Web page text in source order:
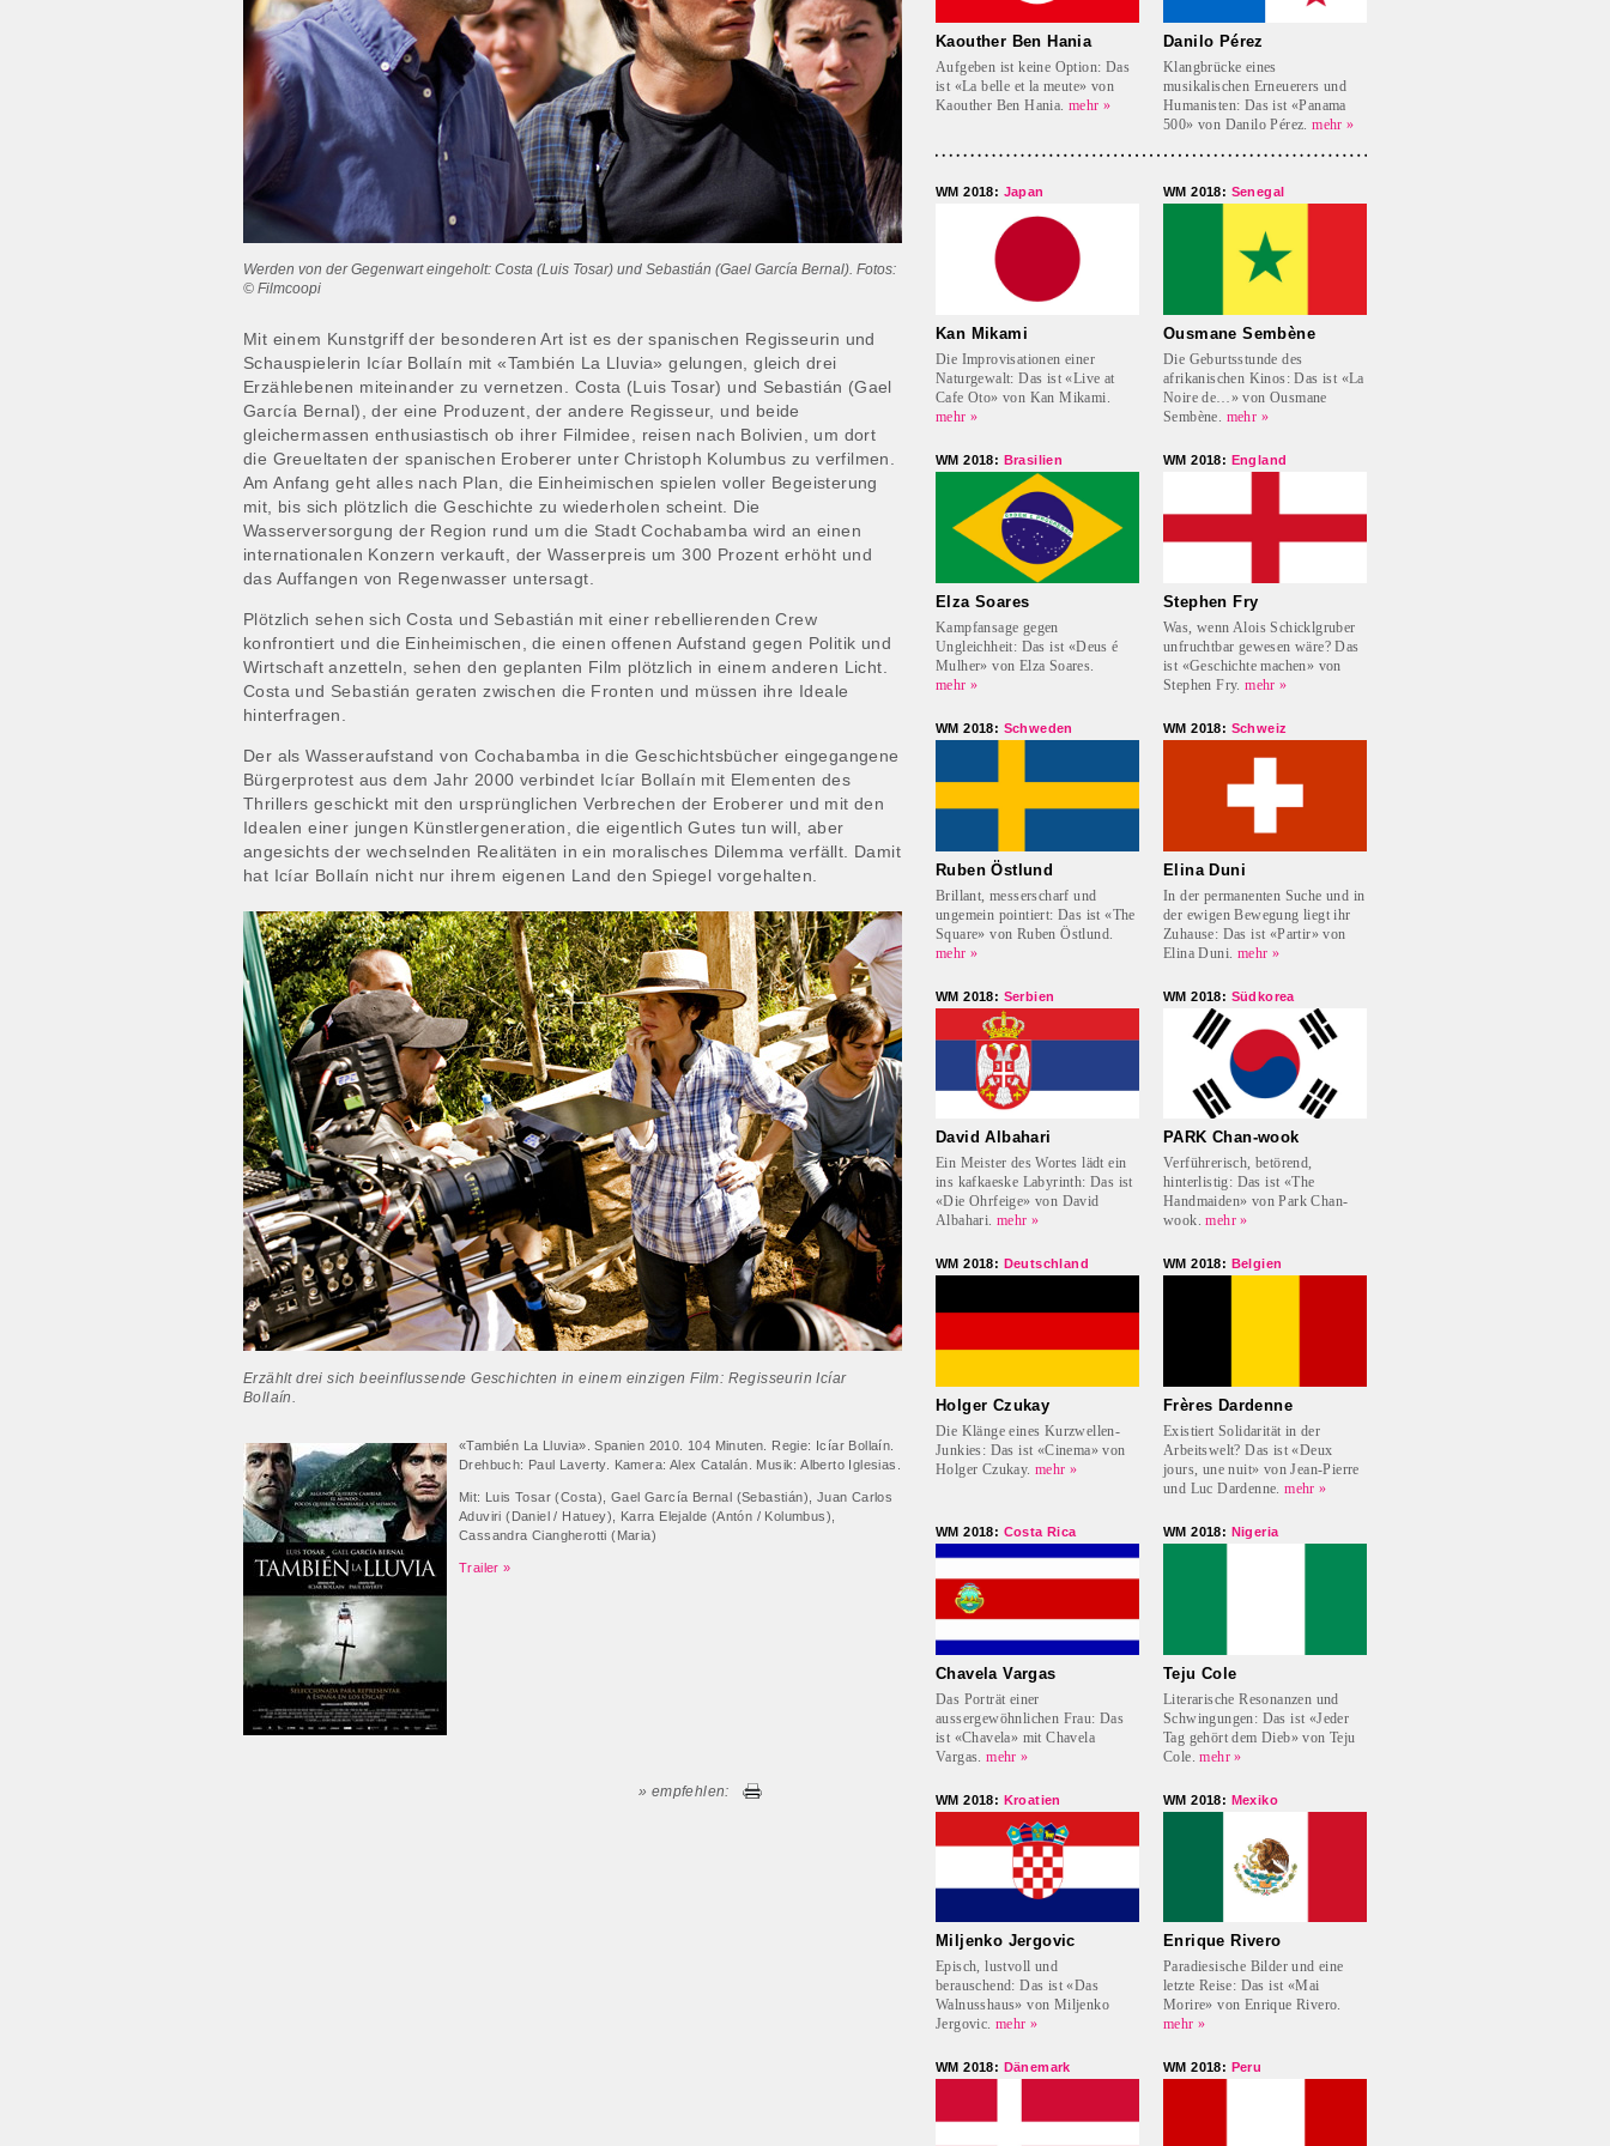
Werden von der Gegenwart eingeholt: Costa (Luis Tosar) und Sebastián (Gael García Bernal). Fotos:
© Filmcoopi
Mit einem Kunstgriff der besonderen Art ist es der spanischen Regisseurin und
Schauspielerin Icíar Bollaín mit «También La Lluvia» gelungen, gleich drei
Erzählebenen miteinander zu vernetzen. Costa (Luis Tosar) und Sebastián (Gael
García Bernal), der eine Produzent, der andere Regisseur, und beide
gleichermassen enthusiastisch ob ihrer Filmidee, reisen nach Bolivien, um dort
die Greueltaten der spanischen Eroberer unter Christoph Kolumbus zu verfilmen.
Am Anfang geht alles nach Plan, die Einheimischen spielen voller Begeisterung
mit, bis sich plötzlich die Geschichte zu wiederholen scheint. Die
Wasserversorgung der Region rund um die Stadt Cochabamba wird an einen
internationalen Konzern verkauft, der Wasserpreis um 300 Prozent erhöht und
das Auffangen von Regenwasser untersagt.
Plötzlich sehen sich Costa und Sebastián mit einer rebellierenden Crew
konfrontiert und die Einheimischen, die einen offenen Aufstand gegen Politik und
Wirtschaft anzetteln, sehen den geplanten Film plötzlich in einem anderen Licht.
Costa und Sebastián geraten zwischen die Fronten und müssen ihre Ideale
hinterfragen.
Der als Wasseraufstand von Cochabamba in die Geschichtsbücher eingegangene
Bürgerprotest aus dem Jahr 2000 verbindet Icíar Bollaín mit Elementen des
Thrillers geschickt mit den ursprünglichen Verbrechen der Eroberer und mit den
Idealen einer jungen Künstlergeneration, die eigentlich Gutes tun will, aber
angesichts der wechselnden Realitäten in ein moralisches Dilemma verfällt. Damit
hat Icíar Bollaín nicht nur ihrem eigenen Land den Spiegel vorgehalten.
Erzählt drei sich beeinflussende Geschichten in einem einzigen Film: Regisseurin Icíar
Bollaín.
«También La Lluvia». Spanien 2010. 104 Minuten. Regie: Icíar Bollaín.
Drehbuch: Paul Laverty. Kamera: Alex Catalán. Musik: Alberto Iglesias.
Mit: Luis Tosar (Costa), Gael García Bernal (Sebastián), Juan Carlos
Aduviri (Daniel / Hatuey), Karra Elejalde (Antón / Kolumbus),
Cassandra Ciangherotti (Maria)
Trailer »
» empfehlen:
Kaouther Ben Hania
Aufgeben ist keine Option: Das
ist «La belle et la meute» von
Kaouther Ben Hania. mehr »
Danilo Pérez
Klangbrücke eines
musikalischen Erneuerers und
Humanisten: Das ist «Panama
500» von Danilo Pérez. mehr »
WM 2018: Japan
Kan Mikami
Die Improvisationen einer
Naturgewalt: Das ist «Live at
Cafe Oto» von Kan Mikami.
mehr »
WM 2018: Senegal
Ousmane Sembène
Die Geburtsstunde des
afrikanischen Kinos: Das ist «La
Noire de…» von Ousmane
Sembène. mehr »
WM 2018: Brasilien
Elza Soares
Kampfansage gegen
Ungleichheit: Das ist «Deus é
Mulher» von Elza Soares.
mehr »
WM 2018: England
Stephen Fry
Was, wenn Alois Schicklgruber
unfruchtbar gewesen wäre? Das
ist «Geschichte machen» von
Stephen Fry. mehr »
WM 2018: Schweden
Ruben Östlund
Brillant, messerscharf und
ungemein pointiert: Das ist «The
Square» von Ruben Östlund.
mehr »
WM 2018: Schweiz
Elina Duni
In der permanenten Suche und in
der ewigen Bewegung liegt ihr
Zuhause: Das ist «Partir» von
Elina Duni. mehr »
WM 2018: Serbien
David Albahari
Ein Meister des Wortes lädt ein
ins kafkaeske Labyrinth: Das ist
«Die Ohrfeige» von David
Albahari. mehr »
WM 2018: Südkorea
PARK Chan-wook
Verführerisch, betörend,
hinterlistig: Das ist «The
Handmaiden» von Park Chan-
wook. mehr »
WM 2018: Deutschland
Holger Czukay
Die Klänge eines Kurzwellen-
Junkies: Das ist «Cinema» von
Holger Czukay. mehr »
WM 2018: Belgien
Frères Dardenne
Existiert Solidarität in der
Arbeitswelt? Das ist «Deux
jours, une nuit» von Jean-Pierre
und Luc Dardenne. mehr »
WM 2018: Costa Rica
Chavela Vargas
Das Porträt einer
aussergewöhnlichen Frau: Das
ist «Chavela» mit Chavela
Vargas. mehr »
WM 2018: Nigeria
Teju Cole
Literarische Resonanzen und
Schwingungen: Das ist «Jeder
Tag gehört dem Dieb» von Teju
Cole. mehr »
WM 2018: Kroatien
Miljenko Jergovic
Episch, lustvoll und
berauschend: Das ist «Das
Walnusshaus» von Miljenko
Jergovic. mehr »
WM 2018: Mexiko
Enrique Rivero
Paradiesische Bilder und eine
letzte Reise: Das ist «Mai
Morire» von Enrique Rivero.
mehr »
WM 2018: Dänemark WM 2018: Peru